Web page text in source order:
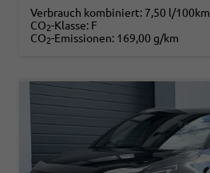
Verbrauch kombiniert: 7,50 l/100km
CO2-Klasse: F
CO2-Emissionen: 169,00 g/km